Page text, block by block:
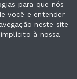
para que nós
você e entender
neste site
à nossa